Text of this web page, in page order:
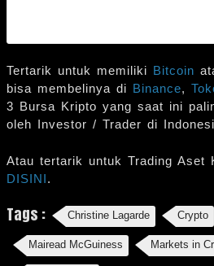
Tertarik untuk memiliki Bitcoin
bisa membelinya di Binance,
3 Bursa Kripto yang saat ini
oleh Investor / Trader di
Atau tertarik untuk Trading Aset
DISINI.
Tags : Christine Lagarde Crypto
Mairead McGuiness Markets in